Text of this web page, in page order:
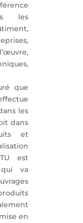
les
que
les
dans
et
est
va
en